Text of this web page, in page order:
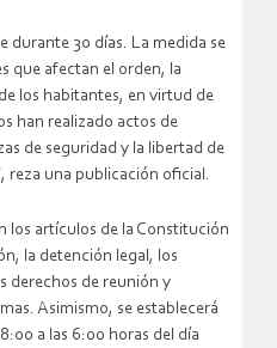
durante 30 días. La medida se
que afectan el orden, la
los habitantes, en virtud de
han realizado actos de
de seguridad y la libertad de
reza una publicación oficial.
los artículos de la Constitución
la detención legal, los
derechos de reunión y
Asimismo, se establecerá
a las 6:00 horas del día